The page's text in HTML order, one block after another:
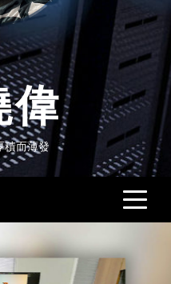
偉
積而薄發